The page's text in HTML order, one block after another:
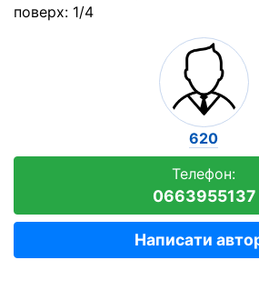
поверх: 1/4
620
Телефон:
0663955137
Написати